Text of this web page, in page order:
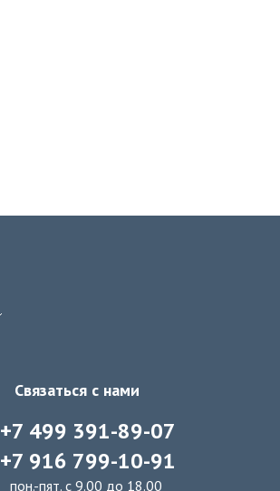
Связаться с нами
+7 499 391-89-07
+7 916 799-10-91
пон.-пят. с 9.00 до 18.00